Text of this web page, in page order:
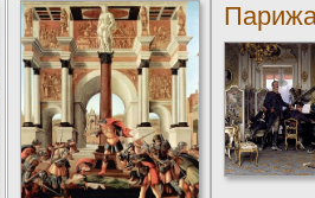
(Military